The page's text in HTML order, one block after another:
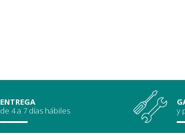
ENTREGA
de 4 a 7 días hábiles
y